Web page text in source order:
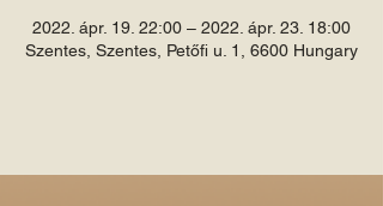
2022. ápr. 19. 22:00 – 2022. ápr. 23. 18:00
Szentes, Szentes, Petőfi u. 1, 6600 Hungary